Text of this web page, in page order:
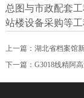
总图与市政配套
站楼设备采购等
上一篇： 湖北省档案馆
下一篇： G3018线精阿